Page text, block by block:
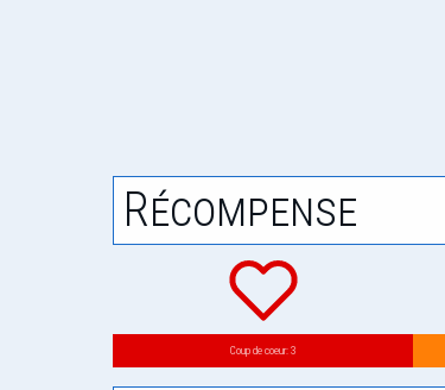
Récompense
Coup de coeur: 3